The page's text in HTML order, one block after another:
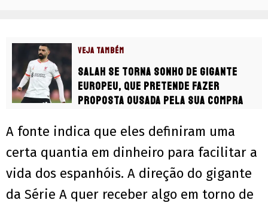
VEJA TAMBÉM
Salah se torna sonho de gigante
europeu, que pretende fazer
proposta ousada pela sua compra
A fonte indica que eles definiram uma
certa quantia em dinheiro para facilitar a
vida dos espanhóis. A direção do gigante
da Série A quer receber algo em torno de